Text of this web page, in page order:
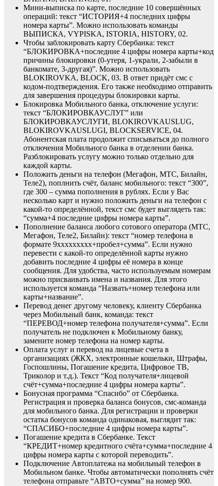
Мини-выписка по карте, последние 10 совершённых
операций: текст “ИСТОРИЯ+4 последних цифры
номера карты”. Можно использовать команды
ВЫПИСКА, VYPISKA, ISTORIA, HISTORY, 02.
Чтобы заблокировать карту Сбербанка: текст
“БЛОКИРОВКА+последние 4 цифры номера карты+код
причины блокировки (0-утеря, 1-украли, 2-забыли в
банкомате, 3-другая)”. Можно использовать
BLOKIROVKA, BLOCK, 03. В ответ придёт смс с
кодом-подтверждения. Его также необходимо отправить
для завершения процедуры блокировки карты.
Блокировка Мобильного банка, отключение услуги:
текст “БЛОКИРОВКАУСЛУГ” или
БЛОКИРОВКАУСЛУГИ, BLOKIROVKAUSLUG,
BLOKIROVKAUSLUGI, BLOCKSERVICE, 04.
Абонентская плата продолжит списываться до полного
отключения Мобильного банка в отделении банка.
Разблокировать услугу можно только отдельно для
каждой карты.
Положить деньги на телефон (Мегафон, МТС, Билайн,
Теле2), поплнить счёт, баланс мобильного: текст “300”,
где 300 – сумма пополнения в рублях. Если у Вас
несколько карт и нужно положить деньги на телефон с
какой-то определённой, текст смс будет выглядеть так:
“сумма+4 последние цифры номера карты”.
Пополнение баланса любого сотового оператора (МТС,
Мегафон, Теле2, Билайн): текст “номер телефона в
формате 9ххххххххх+пробел+сумма”. Если нужно
перевести с какой-то определённой карты нужно
добавить последние 4 цифры её номера в конце
сообщения. Для удобства, часто используемым номерам
можно присваивать имена и названия. Для этого
используется команда “Назвать+номер телефона или
карты+название”.
Перевод денег другому человеку, клиенту Сбербанка
через Мобильный банк, команда: текст
“ПЕРЕВОД+номер телефона получателя+сумма”. Если
получатель не подключен к Мобильному банку,
замените номер телефона на номер карты.
Оплата услуг и перевод на лицевые счета в
организациях (ЖКХ, электронные кошельки, Штрафы,
Госпошлины, Погашение кредита, Цифровое ТВ,
Триколор и т.д.). Текст “Код получателя+лицевой
счёт+сумма+последние 4 цифры номера карты”.
Бонусная программа “Спасибо” от Сбербанка.
Регистрация и проверка баланса бонусов, смс-команда
для мобильного банка. Для регистрации и проверки
остатка бонусов команда одинаковая, выглядит так:
“СПАСИБО+последние 4 цифры номера карты”.
Погашение кредита в Сбербанке. Текст
“КРЕДИТ+номер кредитного счёта+сумма+последние 4
цифры номера карты с которой переводить”.
Подключение Автоплатежа на мобильный телефон в
Мобильном банке. Чтобы автоматически пополнять счёт
телефона отправьте “АВТО+сумма” на номер 900.